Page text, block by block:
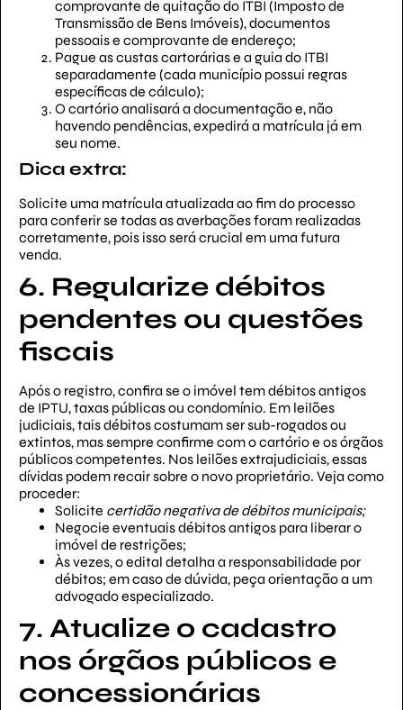
comprovante de quitação do ITBI (Imposto de
Transmissão de Bens Imóveis), documentos
pessoais e comprovante de endereço;
Pague as custas cartorárias e a guia do ITBI
separadamente (cada município possui regras
específicas de cálculo);
O cartório analisará a documentação e, não
havendo pendências, expedirá a matrícula já em
seu nome.
Dica extra:
Solicite uma matrícula atualizada ao fim do processo
para conferir se todas as averbações foram realizadas
corretamente, pois isso será crucial em uma futura
venda.
6. Regularize débitos
pendentes ou questões
fiscais
Após o registro, confira se o imóvel tem débitos antigos
de IPTU, taxas públicas ou condomínio. Em leilões
judiciais, tais débitos costumam ser sub-rogados ou
extintos, mas sempre confirme com o cartório e os órgãos
públicos competentes. Nos leilões extrajudiciais, essas
dívidas podem recair sobre o novo proprietário. Veja como
proceder:
Solicite certidão negativa de débitos municipais;
Negocie eventuais débitos antigos para liberar o
imóvel de restrições;
Às vezes, o edital detalha a responsabilidade por
débitos; em caso de dúvida, peça orientação a um
advogado especializado.
7. Atualize o cadastro
nos órgãos públicos e
concessionárias